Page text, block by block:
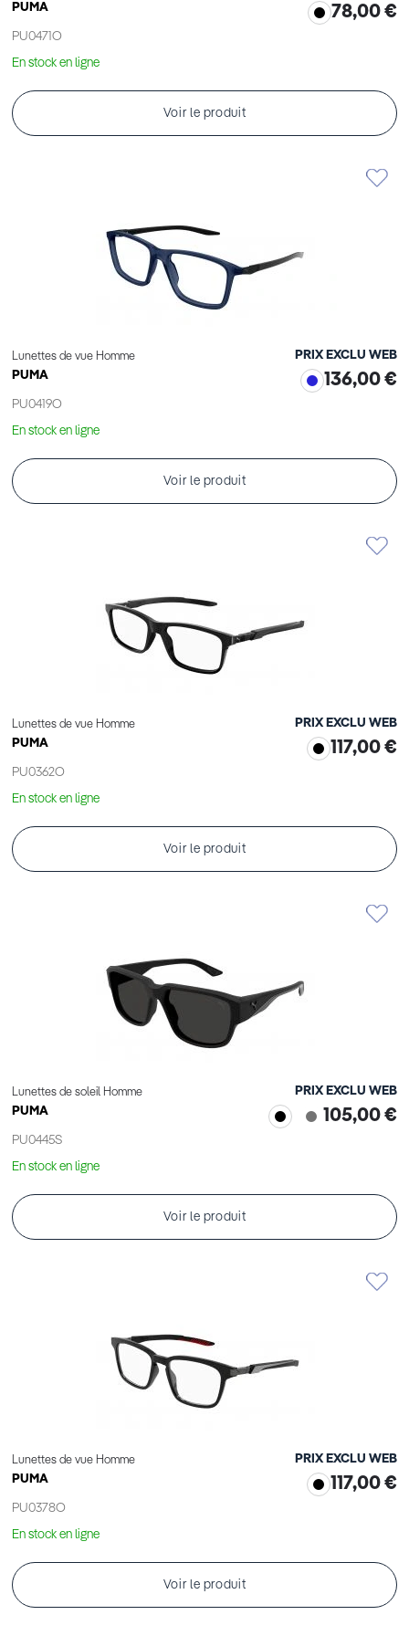
PUMA
PU0471O
78,00 €
En stock en ligne
Voir le produit
Lunettes de vue Homme
PUMA
PU0419O
PRIX EXCLU WEB
136,00 €
En stock en ligne
Voir le produit
Lunettes de vue Homme
PUMA
PU0362O
PRIX EXCLU WEB
117,00 €
En stock en ligne
Voir le produit
Lunettes de soleil Homme
PUMA
PU0445S
PRIX EXCLU WEB
105,00 €
En stock en ligne
Voir le produit
Lunettes de vue Homme
PUMA
PU0378O
PRIX EXCLU WEB
117,00 €
En stock en ligne
Voir le produit